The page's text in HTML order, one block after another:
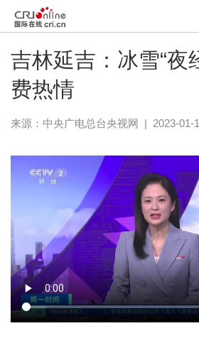
吉林延吉：冰雪“夜
费热情
来源： 中央广电总台央视网 | 2023-01-